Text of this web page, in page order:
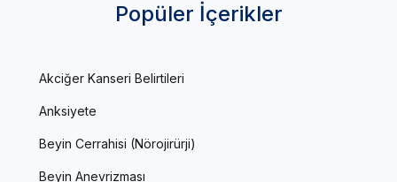
Popüler İçerikler
Akciğer Kanseri Belirtileri
Anksiyete
Beyin Cerrahisi (Nörojirürji)
Beyin Anevrizması